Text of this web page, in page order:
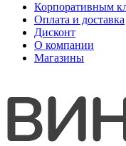
Корпоративным
Оплата и доставка
Дисконт
О компании
Магазины